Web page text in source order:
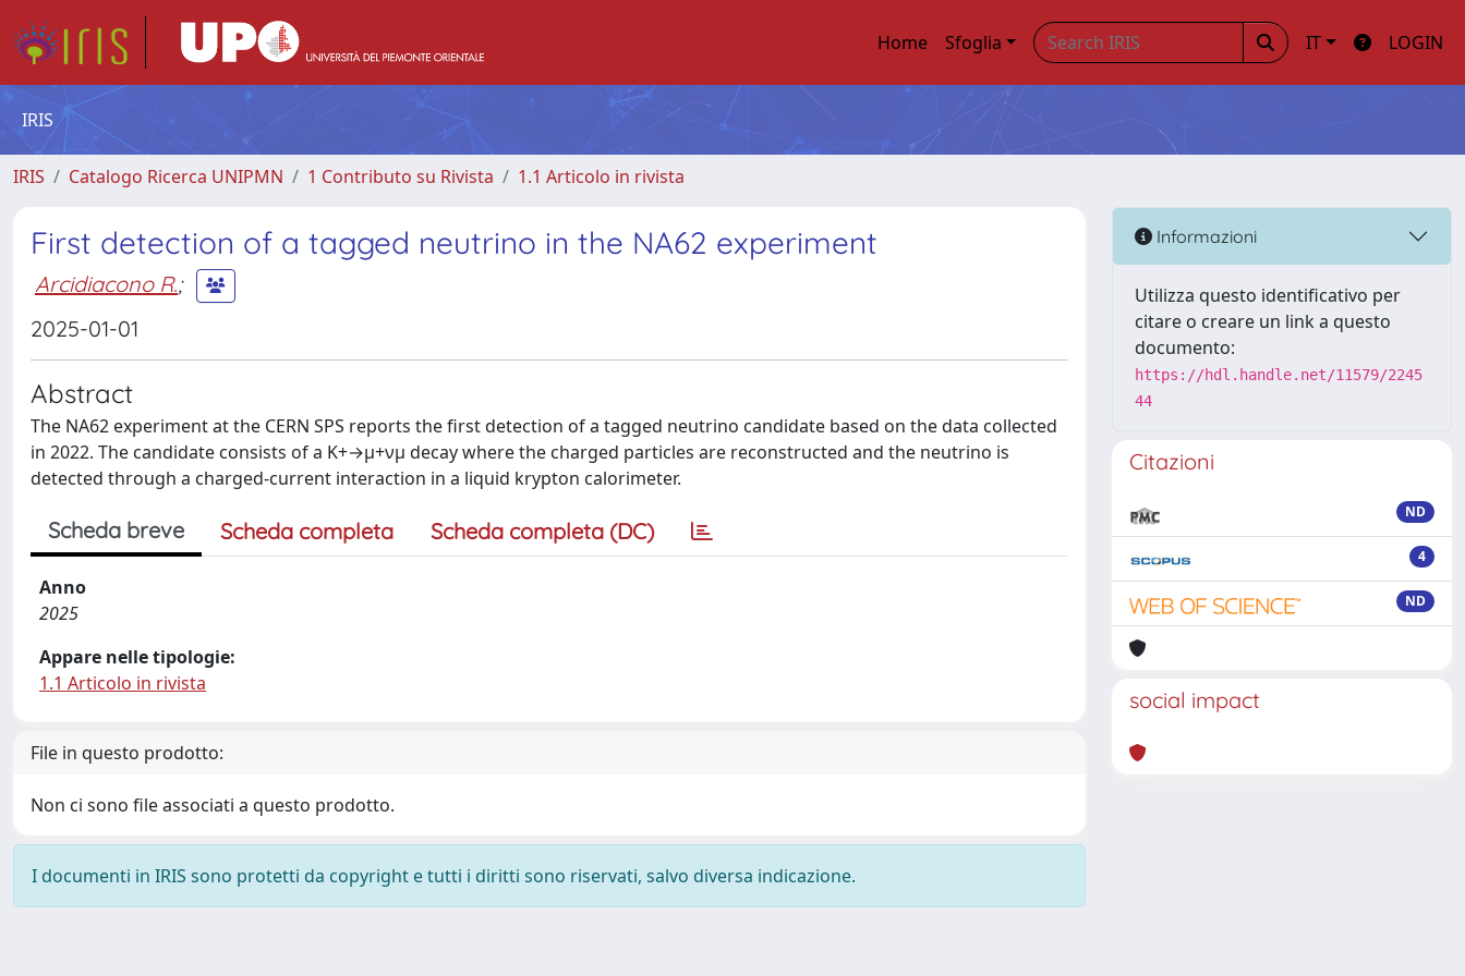
Home Sfoglia IT LOGIN
IRIS
IRIS Catalogo Ricerca UNIPMN 1 Contributo su Rivista 1.1 Articolo in rivista
First detection of a tagged neutrino in the NA62 experiment
Arcidiacono R.;
2025-01-01
Abstract
The NA62 experiment at the CERN SPS reports the first detection of a tagged neutrino candidate based on the data collected
in 2022. The candidate consists of a K+→μ+νμ decay where the charged particles are reconstructed and the neutrino is
detected through a charged-current interaction in a liquid krypton calorimeter.
Scheda breve Scheda completa Scheda completa (DC)
Anno
2025
Appare nelle tipologie:
1.1 Articolo in rivista
File in questo prodotto:
Non ci sono file associati a questo prodotto.
I documenti in IRIS sono protetti da copyright e tutti i diritti sono riservati, salvo diversa indicazione.
Informazioni
Utilizza questo identificativo per
citare o creare un link a questo
documento:
https://hdl.handle.net/11579/2245
44
Citazioni
ND
4
ND
social impact